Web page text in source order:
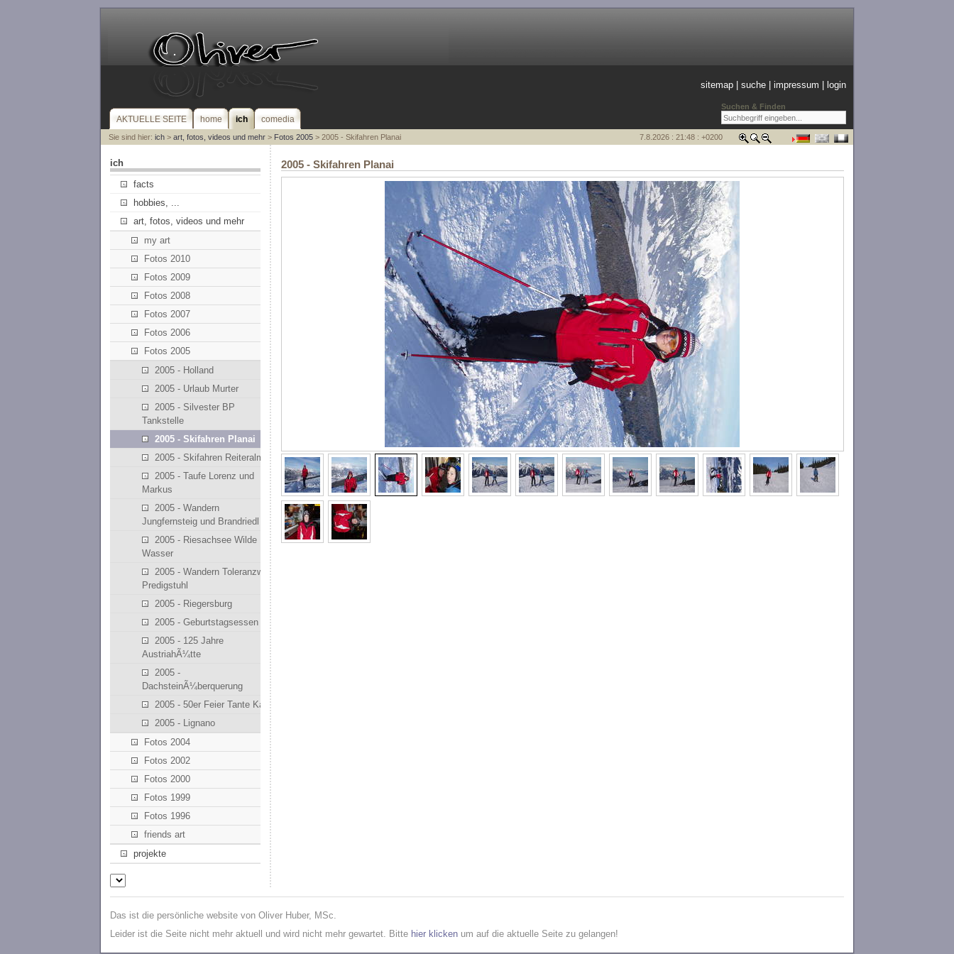
Suchen & Finden
sitemap |suche |impressum login
AKTUELLE SEITE home ich comedia
Sie sind hier: ich> art, fotos, videos und mehr> Fotos 2005> 2005 - Skifahren Planai 7.8.2026 : 21:48 : +0200
ich
facts
hobbies, ...
art, fotos, videos und mehr
my art
Fotos 2010
Fotos 2009
Fotos 2008
Fotos 2007
Fotos 2006
Fotos 2005
2005 - Holland
2005 - Urlaub Murter
2005 - Silvester BP
Tankstelle
2005 - Skifahren Planai
2005 - Skifahren Reiteralm
2005 - Taufe Lorenz und
Markus
2005 - Wandern
Jungfernsteig und Brandriedl
2005 - Riesachsee Wilde
Wasser
2005 - Wandern Toleranzweg
Predigstuhl
2005 - Riegersburg
2005 - Geburtstagsessen
2005 - 125 Jahre
AustriahÃ¼tte
2005 -
DachsteinÃ¼berquerung
2005 - 50er Feier Tante Kathi
2005 - Lignano
Fotos 2004
Fotos 2002
Fotos 2000
Fotos 1999
Fotos 1996
friends art
projekte
2005 - Skifahren Planai
Das ist die persönliche website von Oliver Huber, MSc.
Leider ist die Seite nicht mehr aktuell und wird nicht mehr gewartet. Bitte hier klicken um auf die aktuelle Seite zu gelangen!